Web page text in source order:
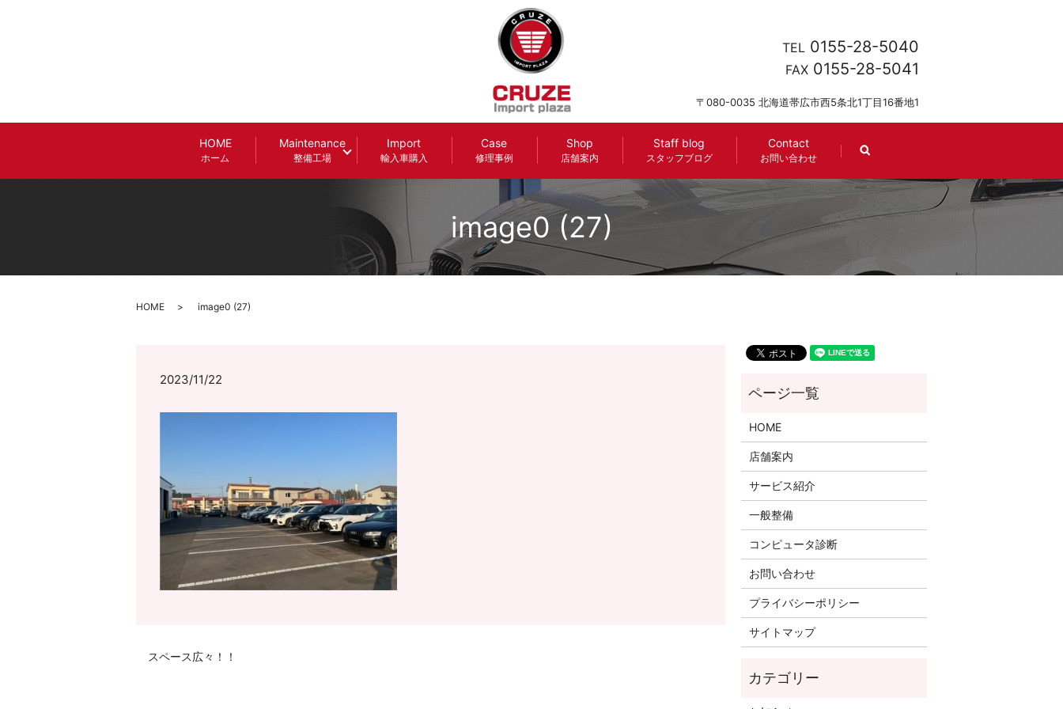
HOME
ホーム
Maintenance
整備工場
Import
輸入車購入
Case
修理事例
Shop
店舗案内
Staff blog
スタッフブログ
Contact
お問い合わせ search
TEL 0155-28-5040
FAX 0155-28-5041
〒080-0035 北海道帯広市西5条北1丁目16番地1
image0 (27)
HOME image0 (27)
2023/11/22
スペース広々！！
HOME
店舗案内
サービス紹介
一般整備
コンピュータ診断
お問い合わせ
プライバシーポリシー
サイトマップ